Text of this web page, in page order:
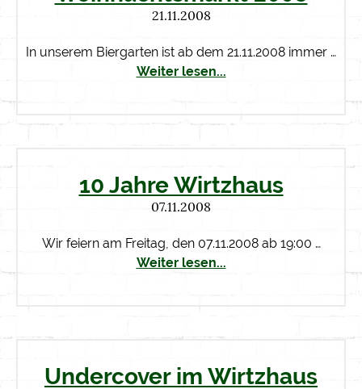
21.11.2008
In unserem Biergarten ist ab dem 21.11.2008 immer …
Weiter lesen...
10 Jahre Wirtzhaus
07.11.2008
Wir feiern am Freitag, den 07.11.2008 ab 19:00 …
Weiter lesen...
Undercover im Wirtzhaus